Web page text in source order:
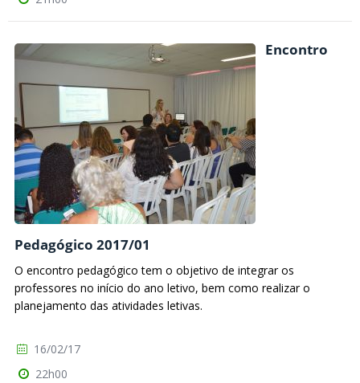
Encontro
Pedagógico 2017/01
O encontro pedagógico tem o objetivo de integrar os
professores no início do ano letivo, bem como realizar o
planejamento das atividades letivas.
16/02/17
22h00